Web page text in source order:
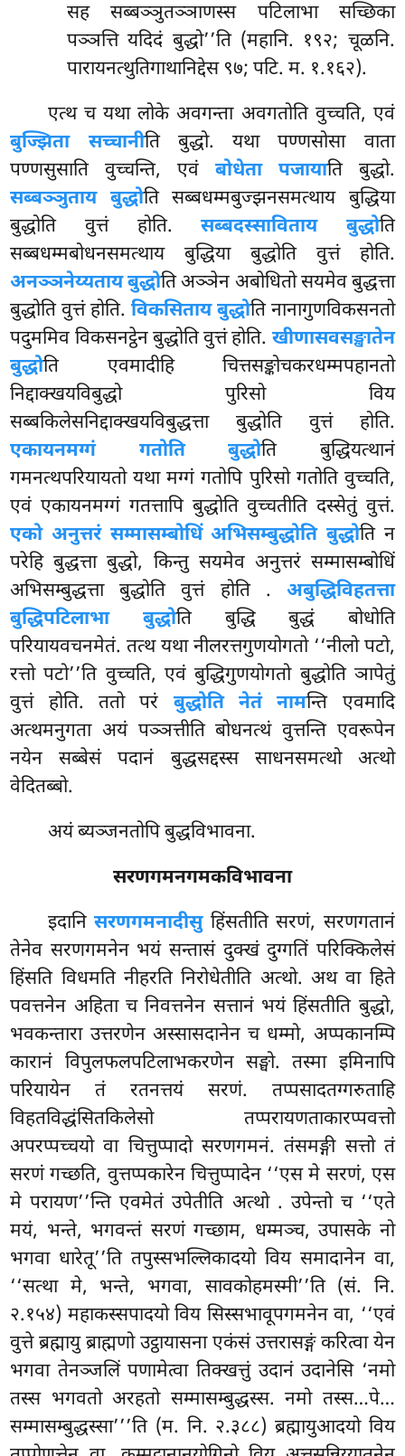
सह सब्बञ्ञुतञ्ञाणस्स पटिलाभा सच्छिका
पञ्ञत्ति यदिदं बुद्धो’’ति (महानि. १९२; चूळनि.
पारायनत्थुतिगाथानिद्देस ९७; पटि. म. १.१६२).
एत्थ च यथा लोके अवगन्ता अवगतोति वुच्चति, एवं
बुज्झिता सच्चानीति बुद्धो. यथा पण्णसोसा वाता
पण्णसुसाति वुच्चन्ति, एवं बोधेता पजायाति बुद्धो.
सब्बञ्ञुताय बुद्धोति सब्बधम्मबुज्झनसमत्थाय बुद्धिया
बुद्धोति वुत्तं होति.सब्बदस्साविताय बुद्धोति
सब्बधम्मबोधनसमत्थाय बुद्धिया बुद्धोति वुत्तं होति.
अनञ्ञनेय्यताय बुद्धोति अञ्ञेन अबोधितो सयमेव बुद्धत्ता
बुद्धोति वुत्तं होति. विकसिताय बुद्धोति नानागुणविकसनतो
पदुममिव विकसनट्ठेन बुद्धोति वुत्तं होति. खीणासवसङ्खातेन
बुद्धोति एवमादीहि चित्तसङ्कोचकरधम्मपहानतो
निद्दाक्खयविबुद्धो पुरिसो विय
सब्बकिलेसनिद्दाक्खयविबुद्धत्ता बुद्धोति वुत्तं होति.
एकायनमग्गं गतोति बुद्धोति बुद्धियत्थानं
गमनत्थपरियायतो यथा मग्गं गतोपि पुरिसो गतोति वुच्चति,
एवं एकायनमग्गं गतत्तापि बुद्धोति वुच्चतीति दस्सेतुं वुत्तं.
एको अनुत्तरं सम्मासम्बोधिं अभिसम्बुद्धोति बुद्धोति न
परेहि बुद्धत्ता बुद्धो, किन्तु सयमेव अनुत्तरं सम्मासम्बोधिं
अभिसम्बुद्धत्ता बुद्धोति वुत्तं होति . अबुद्धिविहतत्ता
बुद्धिपटिलाभा बुद्धोति बुद्धि बुद्धं बोधोति
परियायवचनमेतं. तत्थ यथा नीलरत्तगुणयोगतो ‘‘नीलो पटो,
रत्तो पटो’’ति वुच्चति, एवं बुद्धिगुणयोगतो बुद्धोति ञापेतुं
वुत्तं होति. ततो परं बुद्धोति नेतं नामन्ति एवमादि
अत्थमनुगता अयं पञ्ञत्तीति बोधनत्थं वुत्तन्ति एवरूपेन
नयेन सब्बेसं पदानं बुद्धसद्दस्स साधनसमत्थो अत्थो
वेदितब्बो.
अयं ब्यञ्जनतोपि बुद्धविभावना.
सरणगमनगमकविभावना
इदानिसरणगमनादीसुहिंसतीति सरणं, सरणगतानं
तेनेव सरणगमनेन भयं सन्तासं दुक्खं दुग्गतिं परिक्किलेसं
हिंसति विधमति नीहरति निरोधेतीति अत्थो. अथ वा हिते
पवत्तनेन अहिता च निवत्तनेन सत्तानं भयं हिंसतीति बुद्धो,
भवकन्तारा उत्तरणेन अस्सासदानेन च धम्मो, अप्पकानम्पि
कारानं विपुलफलपटिलाभकरणेन सङ्घो. तस्मा इमिनापि
परियायेन तं रतनत्तयं सरणं. तप्पसादतग्गरुताहि
विहतविद्धंसितकिलेसो तप्परायणताकारप्पवत्तो
अपरप्पच्चयो वा चित्तुप्पादो सरणगमनं. तंसमङ्गी सत्तो तं
सरणं गच्छति, वुत्तप्पकारेन चित्तुप्पादेन ‘‘एस मे सरणं, एस
मे परायण’’न्ति एवमेतं उपेतीति अत्थो . उपेन्तो च ‘‘एते
मयं, भन्ते, भगवन्तं सरणं गच्छाम, धम्मञ्च, उपासके नो
भगवा धारेतू’’ति तपुस्सभल्लिकादयो विय समादानेन वा,
‘‘सत्था मे, भन्ते, भगवा, सावकोहमस्मी’’ति (सं. नि.
२.१५४) महाकस्सपादयो विय सिस्सभावूपगमनेन वा, ‘‘एवं
वुत्ते ब्रह्मायु ब्राह्मणो उट्ठायासना एकंसं उत्तरासङ्गं करित्वा येन
भगवा तेनञ्जलिं पणामेत्वा तिक्खत्तुं उदानं उदानेसि ‘नमो
तस्स भगवतो अरहतो सम्मासम्बुद्धस्स. नमो तस्स…पे…
सम्मासम्बुद्धस्सा’’’ति (म. नि. २.३८८) ब्रह्मायुआदयो विय